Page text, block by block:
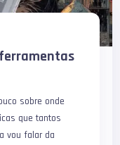
ferramentas
sobre onde
que tantos
vou falar da